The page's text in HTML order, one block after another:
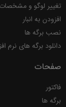
تغییر لوگو و
افزودن به انبار
نصب برگه ها
دانلود برگه های نرم
صفحات
فاکتور
برگه ها